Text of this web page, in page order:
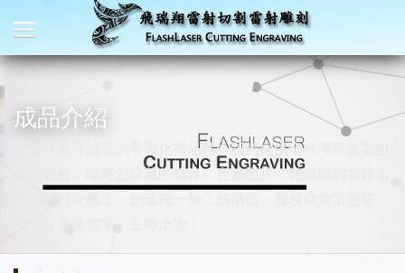
成品介紹
想製作最有誠意的客製化禮品嗎？我們提供全台灣專業雷射
雕刻服務，能將您珍藏的貓咪、寵物照片，精緻雕刻在鏡面